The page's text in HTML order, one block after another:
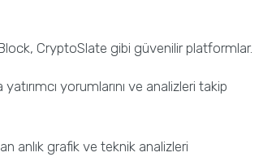
CryptoSlate gibi güvenilir platformlar.
yorumlarını ve analizleri takip
anlık grafik ve teknik analizleri